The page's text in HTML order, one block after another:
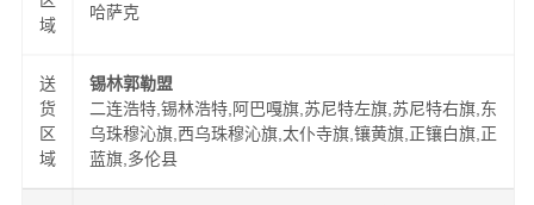
域
哈萨克
送
货
区
域
锡林郭勒盟
二连浩特,锡林浩特,阿巴嘎旗,苏尼特左旗,苏尼特右旗,东
乌珠穆沁旗,西乌珠穆沁旗,太仆寺旗,镶黄旗,正镶白旗,正
蓝旗,多伦县